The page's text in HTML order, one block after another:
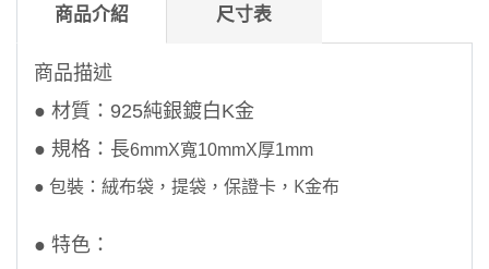
商品介紹 尺寸表
商品描述
● 材質：925純銀鍍白K金
● 規格：長6mmX寬10mmX厚1mm
● 包裝：絨布袋，提袋，保證卡，K金布
● 特色 ：